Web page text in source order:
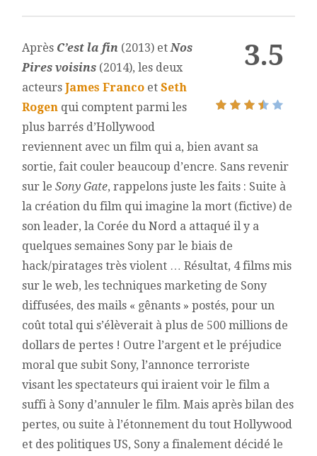
3.5
Après C’est la fin (2013) etNos
Pires voisins (2014), les deux
acteursJames Franco etSeth
Rogen qui comptent parmi les
plus barrés d’Hollywood
reviennent avec un film qui a, bien avant sa
sortie, fait couler beaucoup d’encre. Sans revenir
sur leSony Gate, rappelons juste les faits : Suite à
la création du film qui imagine la mort (fictive) de
son leader, la Corée du Nord a attaqué il y a
quelques semaines Sony par le biais de
hack/piratages très violent … Résultat, 4 films mis
sur le web, les techniques marketing de Sony
diffusées, des mails « gênants » postés, pour un
coût total qui s’élèverait à plus de 500 millions de
dollars de pertes ! Outre l’argent et le préjudice
moral que subit Sony, l’annonce terroriste
visant les spectateurs qui iraient voir le film a
suffi à Sony d’annuler le film. Mais après bilan des
pertes, ou suite à l’étonnement du tout Hollywood
et des politiques US, Sony a finalement décidé le